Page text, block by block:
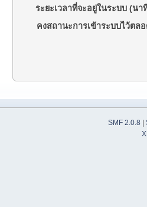
ระยะเวลาที่จะอยู่ในระบบ (นา
คงสถานะการเข้าระบบไว้ตล
SMF 2.0.8